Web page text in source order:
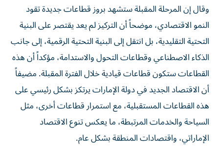
وقال إن المرحلة المقبلة ستشهد بروز قطاعات جديدة تقود
النمو الاقتصادي، موضحاً أن التركيز لم يعد يقتصر على البنية
التحتية التقليدية، بل انتقل إلى البنية التحتية الرقمية، إلى جانب
الذكاء الاصطناعي وقطاعات التحول والاستدامة، مؤكداً أن هذه
القطاعات ستكون قطاعات قيادية خلال الفترة المقبلة. مضيفاً
أن الاقتصاد الجديد في دولة الإمارات يرتكز بشكل رئيسي على
هذه القطاعات المستقبلية، مع استمرار قطاعات أخرى، مثل
السياحة والخدمات المرتبطة، ما يعكس تنوع الاقتصاد
الإماراتي، واقتصادات المنطقة بشكل عام.